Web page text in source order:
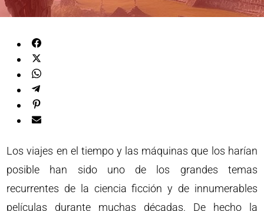
Los viajes en el tiempo y las máquinas que los harían
posible han sido uno de los grandes temas
recurrentes de la ciencia ficción y de innumerables
películas durante muchas décadas. De hecho la